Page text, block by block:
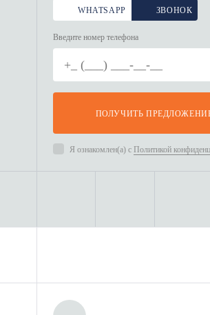
WHATSAPP ЗВОНОК
Введите номер телефона
ПОЛУЧИТЬ
Я ознакомлен(а) с Политикой